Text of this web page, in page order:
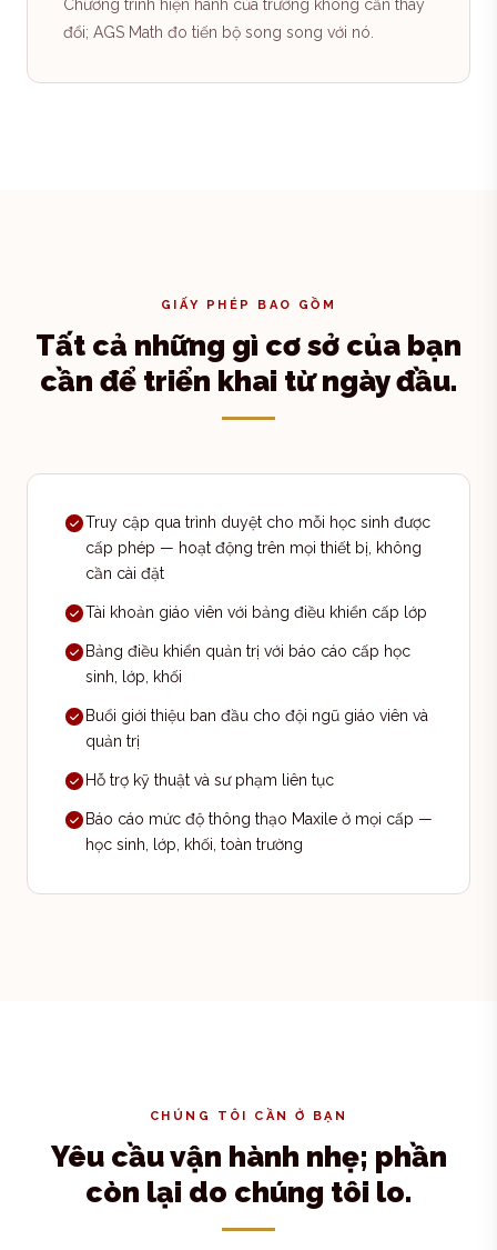
Chương trình hiện hành của trường không cần thay
đổi; AGS Math đo tiến bộ song song với nó.
GIẤY PHÉP BAO GỒM
Tất cả những gì cơ sở của bạn
cần để triển khai từ ngày đầu.
Truy cập qua trình duyệt cho mỗi học sinh được
cấp phép — hoạt động trên mọi thiết bị, không
cần cài đặt
Tài khoản giáo viên với bảng điều khiển cấp lớp
Bảng điều khiển quản trị với báo cáo cấp học
sinh, lớp, khối
Buổi giới thiệu ban đầu cho đội ngũ giáo viên và
quản trị
Hỗ trợ kỹ thuật và sư phạm liên tục
Báo cáo mức độ thông thạo Maxile ở mọi cấp —
học sinh, lớp, khối, toàn trường
CHÚNG TÔI CẦN Ở BẠN
Yêu cầu vận hành nhẹ; phần
còn lại do chúng tôi lo.